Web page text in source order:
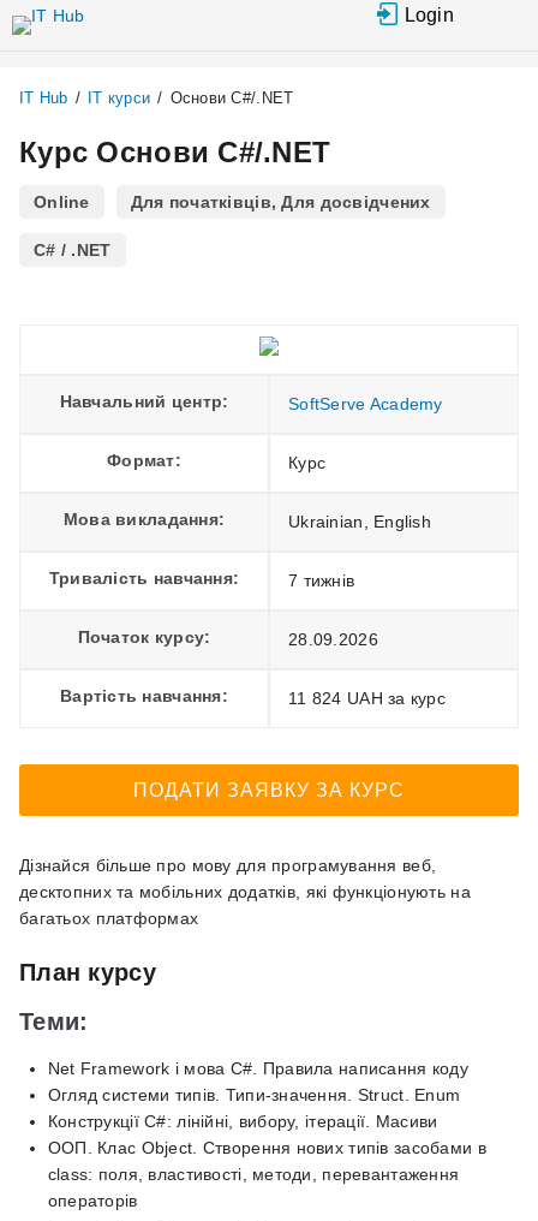
Перейти до основного вмістуLogin
IT Hub / IT курси / Основи C#/.NET
Курс Основи C#/.NET
Online Для початківців, Для досвідчених
C# / .NET
Навчальний центр: SoftServe Academy
Формат: Курс
Мова викладання: Ukrainian, English
Тривалість навчання: 7 тижнів
Початок курсу: 28.09.2026
Вартість навчання: 11 824 UAH за курс
ПОДАТИ ЗАЯВКУ ЗА КУРС
Дізнайся більше про мову для програмування веб,
десктопних та мобільних додатків, які функціонують на
багатьох платформах
План курсу
Теми:
Net Framework і мова C#. Правила написання коду
Огляд системи типів. Типи-значення. Struct. Enum
Конструкції C#: лінійні, вибору, ітерації. Масиви
ООП. Клас Object. Створення нових типів засобами в
class: поля, властивості, методи, перевантаження
операторів